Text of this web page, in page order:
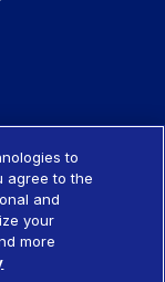
to
agree to the
and
your
more